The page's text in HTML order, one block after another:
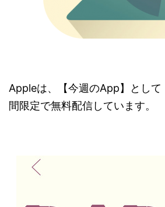
Appleは、【今週のApp】として
間限定で無料配信しています。